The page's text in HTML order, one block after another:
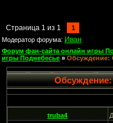
Страница 1 из 1
1
Модератор форума: Иван
Форум фан-сайта онлайн игры
игры Поднебесье » Обсуждение:
truba4